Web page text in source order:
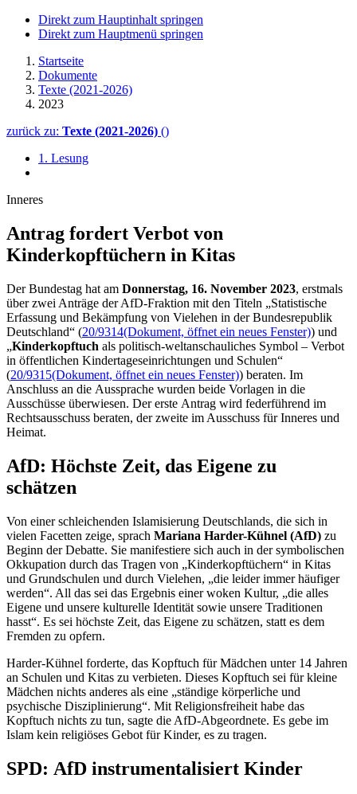
Direkt zum Hauptinhalt springen
Direkt zum Hauptmenü springen
Startseite
Dokumente
Texte (2021-2026)
2023
zurück zu: Texte (2021-2026) ()
1. Lesung
Inneres
Antrag fordert Verbot von
Kinderkopftüchern in Kitas
Der Bundestag hat am Donnerstag, 16. November 2023, erstmals
über zwei Anträge der AfD-Fraktion mit den Titeln „Statistische
Erfassung und Bekämpfung von Vielehen in der Bundesrepublik
Deutschland“ (20/9314(Dokument, öffnet ein neues Fenster)) und
„Kinderkopftuch als politisch-weltanschauliches Symbol – Verbot
in öffentlichen Kindertageseinrichtungen und Schulen“
(20/9315(Dokument, öffnet ein neues Fenster)) beraten. Im
Anschluss an die Aussprache wurden beide Vorlagen in die
Ausschüsse überwiesen. Der erste Antrag wird federführend im
Rechtsausschuss beraten, der zweite im Ausschuss für Inneres und
Heimat.
AfD: Höchste Zeit, das Eigene zu
schätzen
Von einer schleichenden Islamisierung Deutschlands, die sich in
vielen Facetten zeige, sprach Mariana Harder-Kühnel (AfD) zu
Beginn der Debatte. Sie manifestiere sich auch in der symbolischen
Okkupation durch das Tragen von „Kinderkopftüchern“ in Kitas
und Grundschulen und durch Vielehen, „die leider immer häufiger
werden“. All das sei das Ergebnis einerwoken Kultur, „die alles
Eigene und unsere kulturelle Identität sowie unsere Traditionen
hasst“. Es sei höchste Zeit, das Eigene zu schätzen, statt es dem
Fremden zu opfern.
Harder-Kühnel forderte, das Kopftuch für Mädchen unter 14 Jahren
an Schulen und Kitas zu verbieten. Dieses Kopftuch sei für kleine
Mädchen nichts anderes als eine „ständige körperliche und
psychische Disziplinierung“. Mit Religionsfreiheit habe das
Kopftuch nichts zu tun, sagte die AfD-Abgeordnete. Es gebe im
Islam kein religiöses Gebot für Kinder, es zu tragen.
SPD: AfD instrumentalisiert Kinder